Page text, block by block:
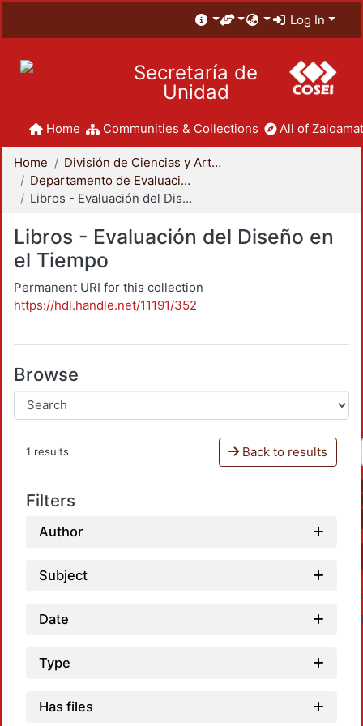
Log In
Secretaría de
Unidad
Home Communities & Collections All of
Home
División de Ciencias y Artes para el Diseño
Departamento de Evaluación del Diseño en el Tiempo
Libros - Evaluación del Diseño en el Tiempo
Libros - Evaluación del Diseño en
el Tiempo
Permanent URI for this collection
https://hdl.handle.net/11191/352
Browse
1 results Back to results
Filters
Author
Subject
Date
Type
Has files